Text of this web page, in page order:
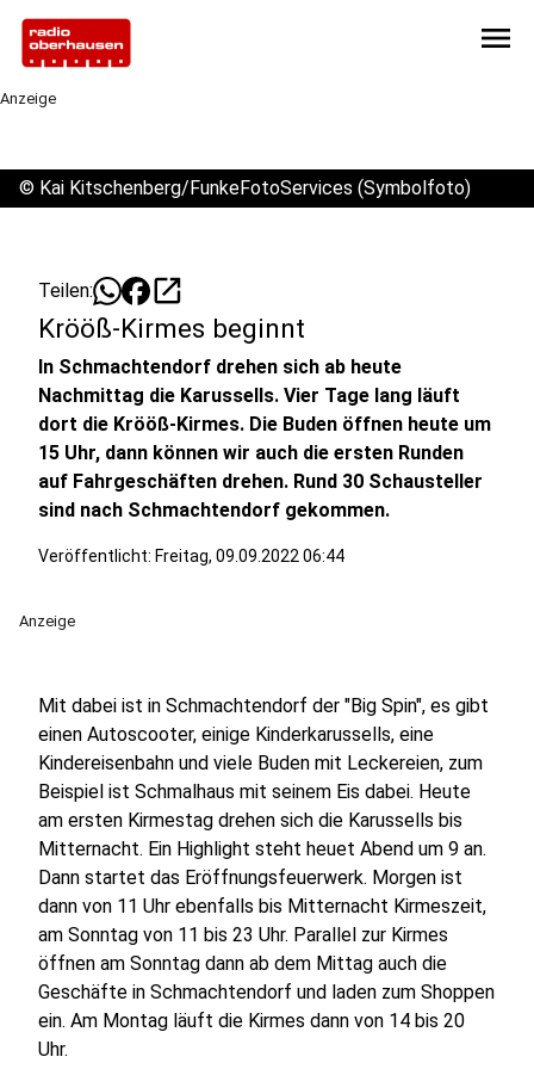
menu
Anzeige
© Kai Kitschenberg/FunkeFotoServices (Symbolfoto)
Teilen: open_in_new
Krööß-Kirmes beginnt
In Schmachtendorf drehen sich ab heute
Nachmittag die Karussells. Vier Tage lang läuft
dort die Krööß-Kirmes. Die Buden öffnen heute um
15 Uhr, dann können wir auch die ersten Runden
auf Fahrgeschäften drehen. Rund 30 Schausteller
sind nach Schmachtendorf gekommen.
Veröffentlicht: Freitag, 09.09.2022 06:44
Anzeige
Mit dabei ist in Schmachtendorf der "Big Spin", es gibt
einen Autoscooter, einige Kinderkarussells, eine
Kindereisenbahn und viele Buden mit Leckereien, zum
Beispiel ist Schmalhaus mit seinem Eis dabei. Heute
am ersten Kirmestag drehen sich die Karussells bis
Mitternacht. Ein Highlight steht heuet Abend um 9 an.
Dann startet das Eröffnungsfeuerwerk. Morgen ist
dann von 11 Uhr ebenfalls bis Mitternacht Kirmeszeit,
am Sonntag von 11 bis 23 Uhr. Parallel zur Kirmes
öffnen am Sonntag dann ab dem Mittag auch die
Geschäfte in Schmachtendorf und laden zum Shoppen
ein. Am Montag läuft die Kirmes dann von 14 bis 20
Uhr.